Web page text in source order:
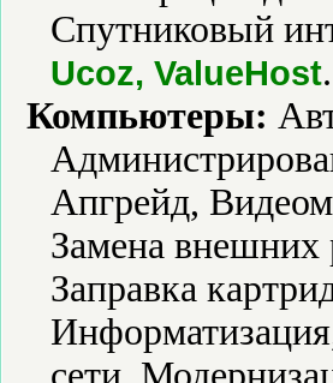
Спутниковый
Ucoz, ValueHost.
Компьютеры:
Апгрейд,
Замена внешних
Заправка